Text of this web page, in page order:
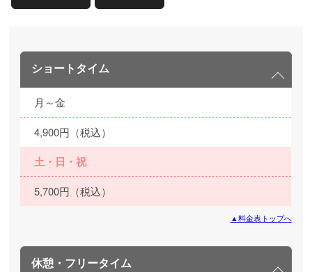
ショートタイム
月～金
4,900円（税込）
土・日・祝
5,700円（税込）
▲料金表トップへ
休憩・フリータイム